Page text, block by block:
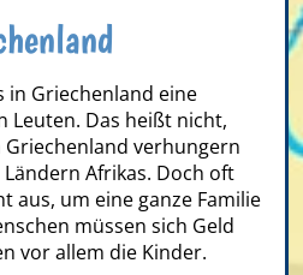
in Griechenland eine
Leuten. Das heißt nicht,
Griechenland verhungern
Afrikas. Doch oft
aus, um eine ganze Familie
müssen sich Geld
vor allem die Kinder.